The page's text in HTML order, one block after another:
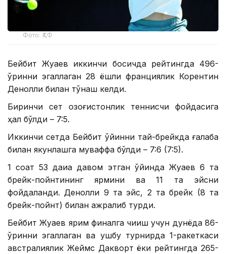
Фото: ҚТФ
Бейбит Жуқаев иккинчи босқичда рейтингда 496-
ўринни эгаллаган 28 ёшли франциялик Корентин
Денолли билан тўқнаш келди.
Биринчи сет қозоғистонлик теннисчи фойдасига
ҳал бўлди – 7:5.
Иккинчи сетда Бейбит ўйинни тай-брейкда ғалаба
билан якунлашга муваффақ бўлди – 7:6 (7:5).
1 соат 53 дақиқа давом этган ўйинда Жуқаев 6 та
брейк-пойнтининг ярмини ва 11 та эйсни
фойдаланди. Денолли 9 та эйс, 2 та брейк (8 та
брейк-пойнт) билан ажралиб турди.
Бейбит Жуқаев ярим финалга чиқиш учун дунёда 86-
ўринни эгаллаган ва ушбу турнирда 1-ракеткаси
австралиялик Жеймс Дакворт ёки рейтингда 265-